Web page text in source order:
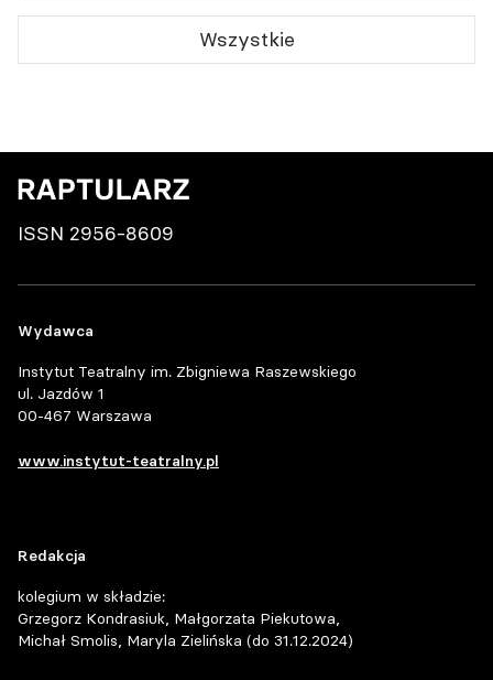
Wszystkie
ISSN 2956-8609
Wydawca
Instytut Teatralny im. Zbigniewa Raszewskiego
ul. Jazdów 1
00-467 Warszawa
www.instytut-teatralny.pl
Redakcja
kolegium w składzie:
Grzegorz Kondrasiuk, Małgorzata Piekutowa,
Michał Smolis, Maryla Zielińska (do 31.12.2024)